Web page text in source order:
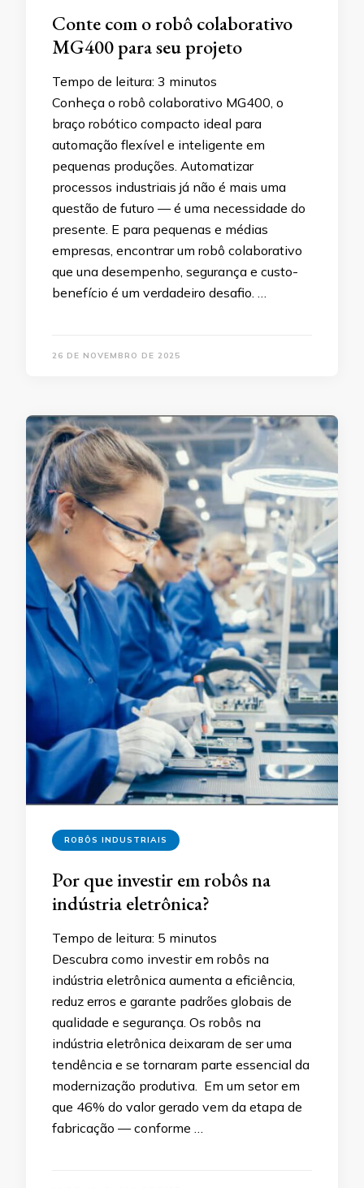
Conte com o robô colaborativo
MG400 para seu projeto
Tempo de leitura: 3 minutos
Conheça o robô colaborativo MG400, o
braço robótico compacto ideal para
automação flexível e inteligente em
pequenas produções. Automatizar
processos industriais já não é mais uma
questão de futuro — é uma necessidade do
presente. E para pequenas e médias
empresas, encontrar um robô colaborativo
que una desempenho, segurança e custo-
benefício é um verdadeiro desafio. …
26 DE NOVEMBRO DE 2025
ROBÔS INDUSTRIAIS
Por que investir em robôs na
indústria eletrônica?
Tempo de leitura: 5 minutos
Descubra como investir em robôs na
indústria eletrônica aumenta a eficiência,
reduz erros e garante padrões globais de
qualidade e segurança. Os robôs na
indústria eletrônica deixaram de ser uma
tendência e se tornaram parte essencial da
modernização produtiva. Em um setor em
que 46% do valor gerado vem da etapa de
fabricação — conforme …